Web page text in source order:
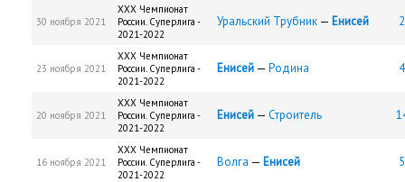
30 ноября 2021
XXX Чемпионат
России. Суперлига -
2021-2022
Уральский Трубник — Енисей
23 ноября 2021
XXX Чемпионат
России. Суперлига -
2021-2022
Енисей — Родина
20 ноября 2021
XXX Чемпионат
России. Суперлига -
2021-2022
Енисей — Строитель
16 ноября 2021
XXX Чемпионат
России. Суперлига -
2021-2022
Волга — Енисей